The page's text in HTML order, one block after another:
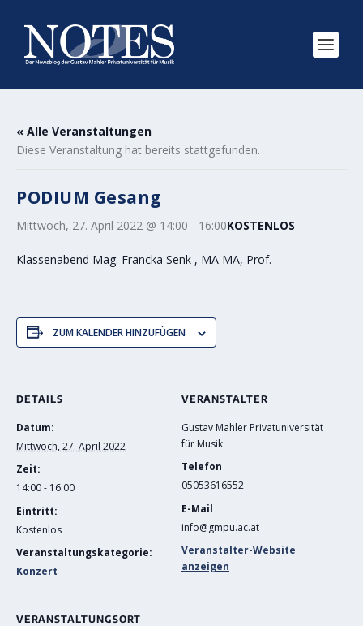
« Alle Veranstaltungen
Diese Veranstaltung hat bereits stattgefunden.
PODIUM Gesang
Mittwoch, 27. April 2022 @ 14:00 - 16:00KOSTENLOS
Klassenabend Mag. Francka Senk , MA MA, Prof.
ZUM KALENDER HINZUFÜGEN
DETAILS
Datum:
Mittwoch, 27. April 2022
Zeit:
14:00 - 16:00
Eintritt:
Kostenlos
Veranstaltungskategorie:
Konzert
VERANSTALTER
Gustav Mahler Privatuniversität
für Musik
Telefon
05053616552
E-Mail
info@gmpu.ac.at
Veranstalter-Website
anzeigen
VERANSTALTUNGSORT